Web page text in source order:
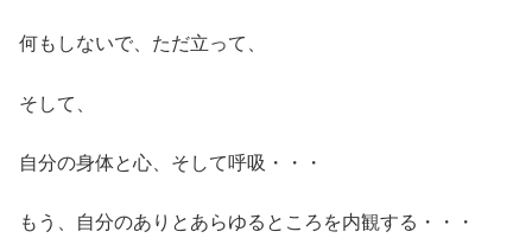
何もしないで、ただ立って、
そして、
自分の身体と心、そして呼吸・・・
もう、自分のありとあらゆるところを内観する・・・